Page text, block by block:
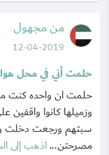
من مجهول
12-04-2019
حلمت أني في محل
وزميلها كانوا
سبتهم ورجعت دخلت
مصرحتن...اذهب إلى